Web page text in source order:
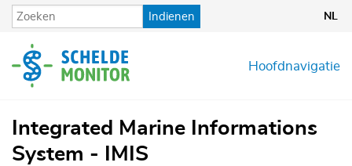
Overslaan
en
de
inhoud
Indienen NL
Hoofdnavigatie
Integrated Marine Informations
System - IMIS